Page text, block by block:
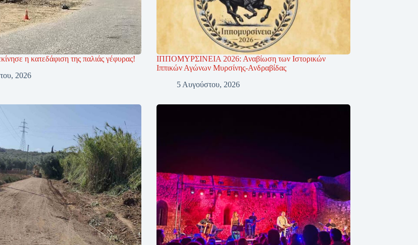
η κατεδάφιση της παλιάς γέφυρας!
2026
ΙΠΠΟΜΥΡΣΙΝΕΙΑ 2026: Αναβίωση των Ιστορικών
Ιππικών Αγώνων Μυρσίνης-Ανδραβίδας
5 Αυγούστου, 2026